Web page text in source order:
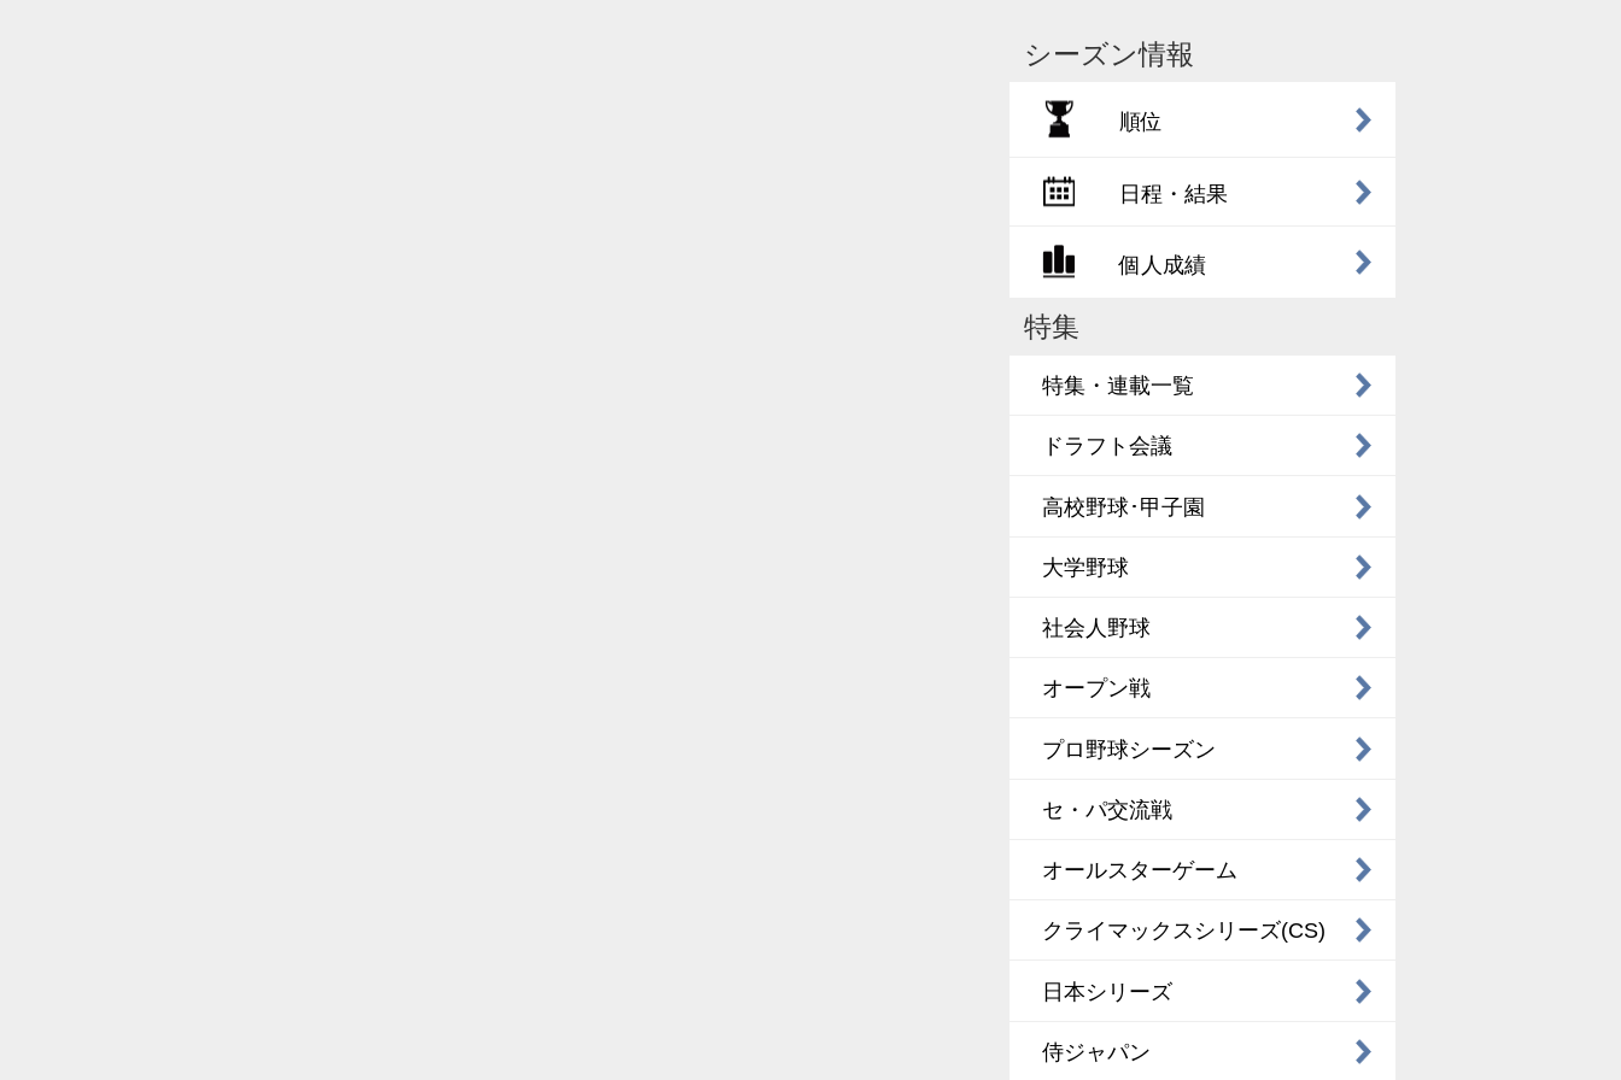
シーズン情報
順位
日程・結果
個人成績
特集
特集・連載一覧
ドラフト会議
高校野球･甲子園
大学野球
社会人野球
オープン戦
プロ野球シーズン
セ・パ交流戦
オールスターゲーム
クライマックスシリーズ(CS)
日本シリーズ
侍ジャパン